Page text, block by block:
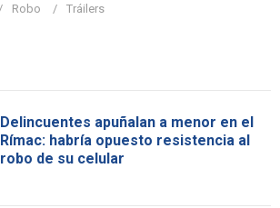
Robo Tráilers
Delincuentes apuñalan a menor en el
Rímac: habría opuesto resistencia al
robo de su celular